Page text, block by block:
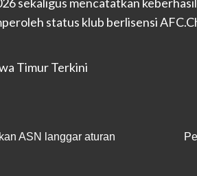
status klub berlisensi
Timur Terkini
ASN langgar aturan